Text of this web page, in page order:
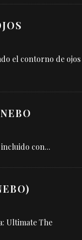
el contorno de ojos
incluido con...
Ultimate The